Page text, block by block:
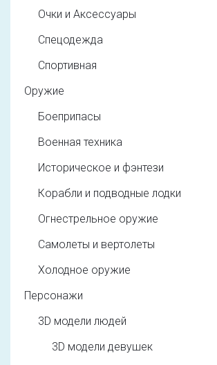
Очки и Аксессуары
Спецодежда
Спортивная
Оружие
Боеприпасы
Военная техника
Историческое и фэнтези
Корабли и подводные лодки
Огнестрельное оружие
Самолеты и вертолеты
Холодное оружие
Персонажи
3D модели людей
3D модели девушек